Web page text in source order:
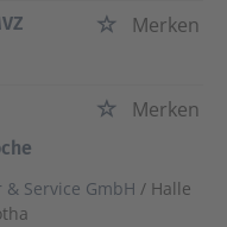
Merken
Merken
Service GmbH / Halle